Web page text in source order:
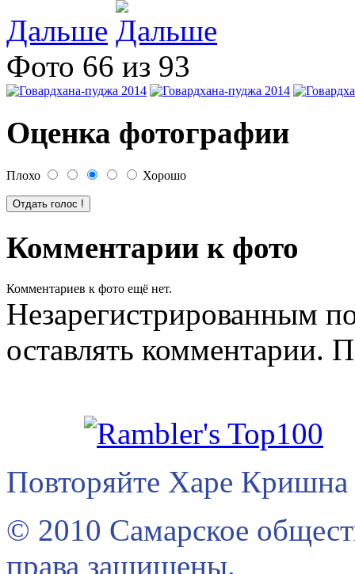
Дальше
Фото 66 из 93
Оценка фотографии
Плохо Хорошо
Комментарии к фото
Комментариев к фото ещё нет.
Незарегистрированным
оставлять комментарии.
Повторяйте Харе Кришна
© 2010 Самарское
права защищены.